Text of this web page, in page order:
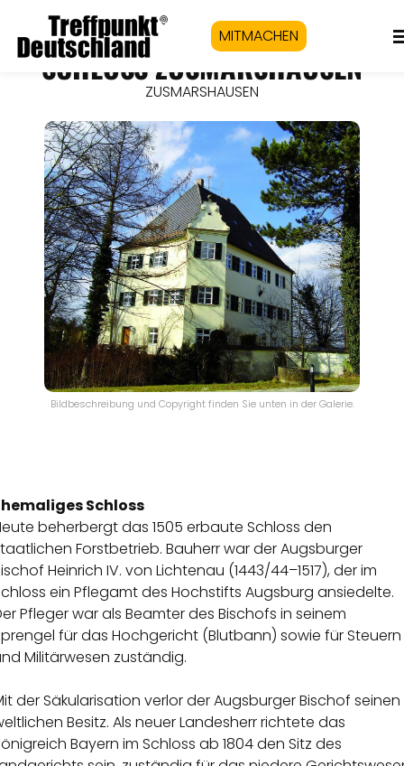
MITMACHEN
SCHLOSS ZUSMARSHAUSEN
ZUSMARSHAUSEN
Bildbeschreibung und Copyright finden Sie unten in der Galerie.
Schloss
beherbergt das 1505 erbaute Schloss den
Forstbetrieb. Bauherr war der Augsburger
Heinrich IV. von Lichtenau (1443/44–1517), der im
ein Pflegamt des Hochstifts Augsburg ansiedelte.
Pfleger war als Beamter des Bischofs in seinem
für das Hochgericht (Blutbann) sowie für Steuern
Militärwesen zuständig.
der Säkularisation verlor der Augsburger Bischof seinen
Besitz. Als neuer Landesherr richtete das
Bayern im Schloss ab 1804 den Sitz des